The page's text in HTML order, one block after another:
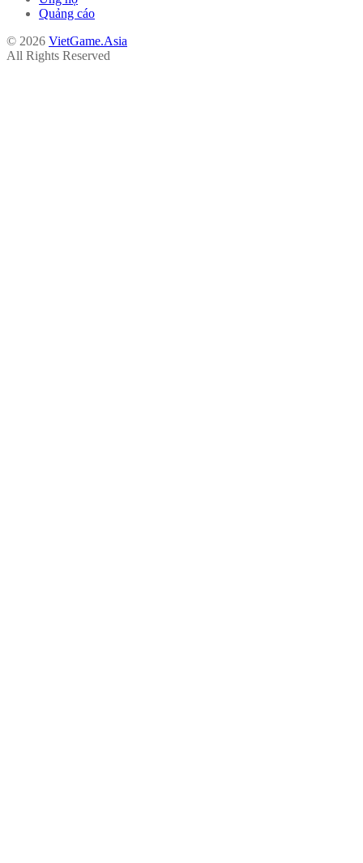
Quảng cáo
© 2026 VietGame.Asia
All Rights Reserved